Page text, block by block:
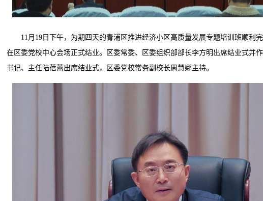
11月19日下午，为期四天的青浦区推进经济小区高质量发展专题培训班顺利完
在区委党校中心会场正式结业。区委常委、区委组织部部长李方明出席结业式并
书记、主任陆蓓蕾出席结业式，区委党校常务副校长周慧娜主持。